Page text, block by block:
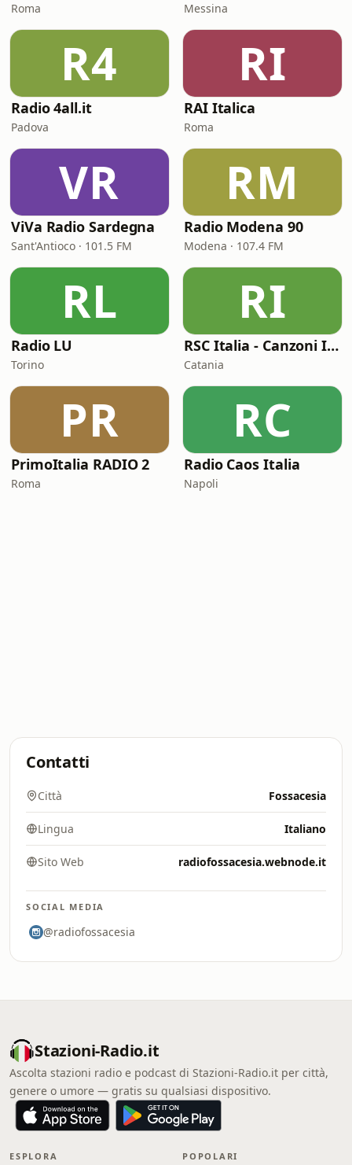
Roma Messina
R4
Radio 4all.it
Padova
RI
RAI Italica
Roma
VR
ViVa Radio Sardegna
Sant'Antioco · 101.5 FM
RM
Radio Modena 90
Modena · 107.4 FM
RL
Radio LU
Torino
RI
RSC Italia - Canzoni Italiane
Catania
PR
PrimoItalia RADIO 2
Roma
RC
Radio Caos Italia
Napoli
Contatti
Città Fossacesia
Lingua Italiano
Sito Web radiofossacesia.webnode.it
SOCIAL MEDIA
@radiofossacesia
Stazioni-Radio.it
Ascolta stazioni radio e podcast di Stazioni-Radio.it per città,
genere o umore — gratis su qualsiasi dispositivo.
ESPLORA POPOLARI